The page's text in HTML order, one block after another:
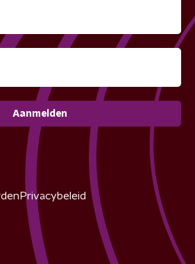
Aanmelden
Privacybeleid